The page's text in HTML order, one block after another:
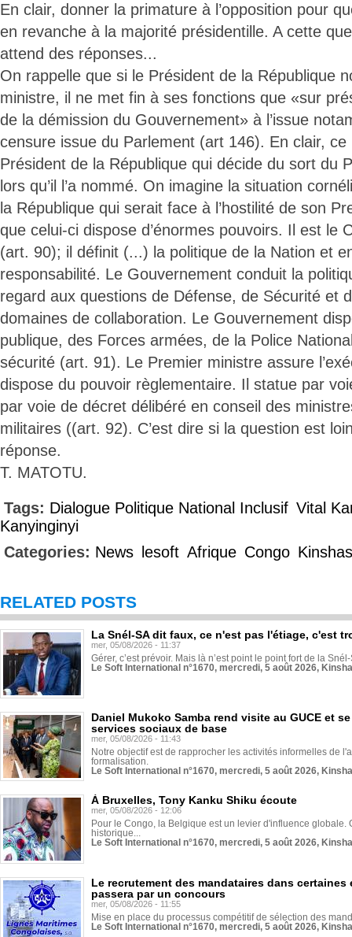
En clair, donner la primature à l’opposition pour
en revanche à la majorité présidentille. A cette
attend des réponses...
On rappelle que si le Président de la République
ministre, il ne met fin à ses fonctions que «sur
de la démission du Gouvernement» à l’issue
censure issue du Parlement (art 146). En clair, ce
Président de la République qui décide du sort du
lors qu’il l’a nommé. On imagine la situation
la République qui serait face à l’hostilité de son
que celui-ci dispose d’énormes pouvoirs. Il est le
(art. 90); il définit (...) la politique de la Nation et
responsabilité. Le Gouvernement conduit la
regard aux questions de Défense, de Sécurité et
domaines de collaboration. Le Gouvernement
publique, des Forces armées, de la Police
sécurité (art. 91). Le Premier ministre assure
dispose du pouvoir règlementaire. Il statue par
par voie de décret délibéré en conseil des
militaires ((art. 92). C’est dire si la question est
réponse.
T. MATOTU.
Tags: Dialogue Politique National Inclusif Vital
Kanyinginyi
Categories: News lesoft Afrique Congo
RELATED POSTS
La Snél-SA dit faux, ce n'est pas l'étiage, c'est
mer, 05/08/2026 - 11:37
Gérer, c’est prévoir. Mais là n’est point le point fort de la
Le Soft International n°1670, mercredi, 5 août 2026,
Daniel Mukoko Samba rend visite au GUCE et
services sociaux de base
mer, 05/08/2026 - 11:43
Notre objectif est de rapprocher les activités informelles de
formalisation.
Le Soft International n°1670, mercredi, 5 août 2026,
À Bruxelles, Tony Kanku Shiku écoute
mer, 05/08/2026 - 12:06
Pour le Congo, la Belgique est un levier d'influence globale.
historique...
Le Soft International n°1670, mercredi, 5 août 2026,
Le recrutement des mandataires dans
passera par un concours
mer, 05/08/2026 - 11:55
Mise en place du processus compétitif de sélection des
Le Soft International n°1670, mercredi, 5 août 2026,